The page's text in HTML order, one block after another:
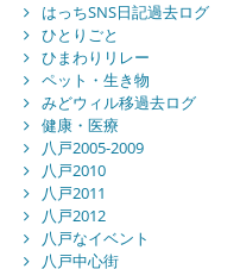
はっちSNS日記過去ログ
ひとりごと
ひまわりリレー
ペット・生き物
みどウィル移過去ログ
健康・医療
八戸2005-2009
八戸2010
八戸2011
八戸2012
八戸なイベント
八戸中心街